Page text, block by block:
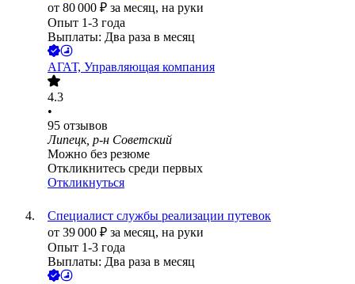
от 80 000 ₽ за месяц, на руки
Опыт 1-3 года
Выплаты: Два раза в месяц
АГАТ, Управляющая компания
4.3
•
95 отзывов
Липецк, р-н Советский
Можно без резюме
Откликнитесь среди первых
Откликнуться
Специалист службы реализации путевок
от 39 000 ₽ за месяц, на руки
Опыт 1-3 года
Выплаты: Два раза в месяц